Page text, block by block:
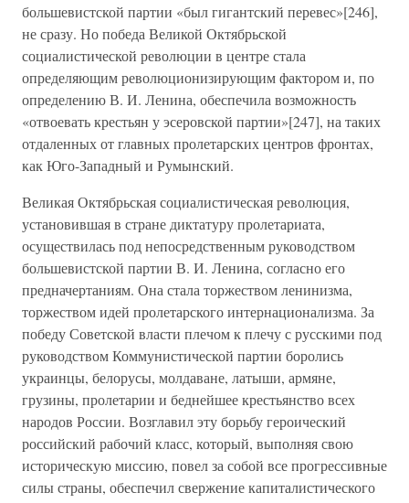
большевистской партии «был гигантский перевес»[246],
не сразу. Но победа Великой Октябрьской
социалистической революции в центре стала
определяющим революционизирующим фактором и, по
определению В. И. Ленина, обеспечила возможность
«отвоевать крестьян у эсеровской партии»[247], на таких
отдаленных от главных пролетарских центров фронтах,
как Юго-Западный и Румынский.
Великая Октябрьская социалистическая революция,
установившая в стране диктатуру пролетариата,
осуществилась под непосредственным руководством
большевистской партии В. И. Ленина, согласно его
предначертаниям. Она стала торжеством ленинизма,
торжеством идей пролетарского интернационализма. За
победу Советской власти плечом к плечу с русскими под
руководством Коммунистической партии боролись
украинцы, белорусы, молдаване, латыши, армяне,
грузины, пролетарии и беднейшее крестьянство всех
народов России. Возглавил эту борьбу героический
российский рабочий класс, который, выполняя свою
историческую миссию, повел за собой все прогрессивные
силы страны, обеспечил свержение капиталистического